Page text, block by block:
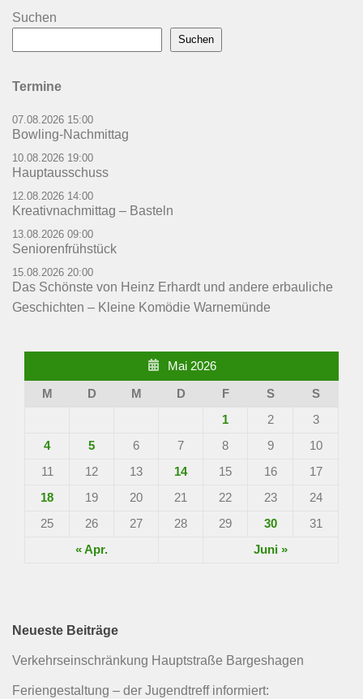
Suchen
Suchen
Termine
07.08.2026 15:00
Bowling-Nachmittag
10.08.2026 19:00
Hauptausschuss
12.08.2026 14:00
Kreativnachmittag – Basteln
13.08.2026 09:00
Seniorenfrühstück
15.08.2026 20:00
Das Schönste von Heinz Erhardt und andere erbauliche
Geschichten – Kleine Komödie Warnemünde
Mai 2026
M D M D F S
S
1
2
3
4
5 6 7 8 9
10
11
12 13 14 15 16
17
18
19 20 21 22 23
24
25
26 27 28 29 30
31
« Apr.
Juni »
Neueste Beiträge
Verkehrseinschränkung Hauptstraße Bargeshagen
Feriengestaltung – der Jugendtreff informiert: